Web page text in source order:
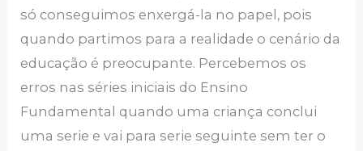
só conseguimos enxergá-la no papel, pois
quando partimos para a realidade o cenário da
educação é preocupante. Percebemos os
erros nas séries iniciais do Ensino
Fundamental quando uma criança conclui
uma serie e vai para serie seguinte sem ter o